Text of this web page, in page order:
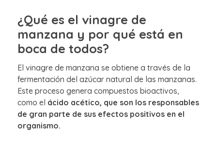
¿Qué es el vinagre de
manzana y por qué está en
boca de todos?
El vinagre de manzana se obtiene a través de la
fermentación del azúcar natural de las manzanas.
Este proceso genera compuestos bioactivos,
como el ácido acético, que son los responsables
de gran parte de sus efectos positivos en el
organismo.